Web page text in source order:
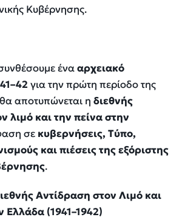
Κυβέρνησης.
ένααρχειακό
για την πρώτη περίοδο της
αποτυπώνεται η διεθνής
λιμό και την πείνα στην
σε κυβερνήσεις, Τύπο,
και πιέσεις της εξόριστης
.
Αντίδραση στον Λιμό και
Ελλάδα (1941–1942)